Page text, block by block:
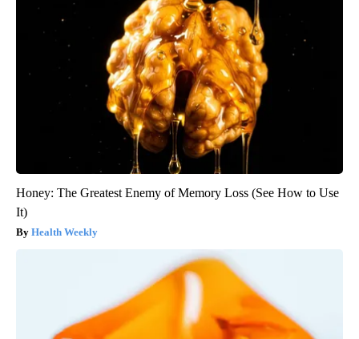
Honey: The Greatest Enemy of Memory Loss (See How to Use
It)
Health Weekly